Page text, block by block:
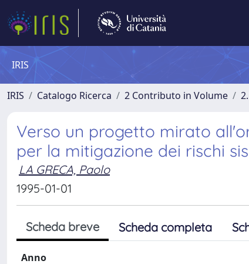
IRIS
IRIS Catalogo Ricerca 2 Contributo in Volume
Verso un progetto mirato
per la mitigazione dei rischi
LA GRECA, Paolo
1995-01-01
Scheda breve Scheda completa
Anno